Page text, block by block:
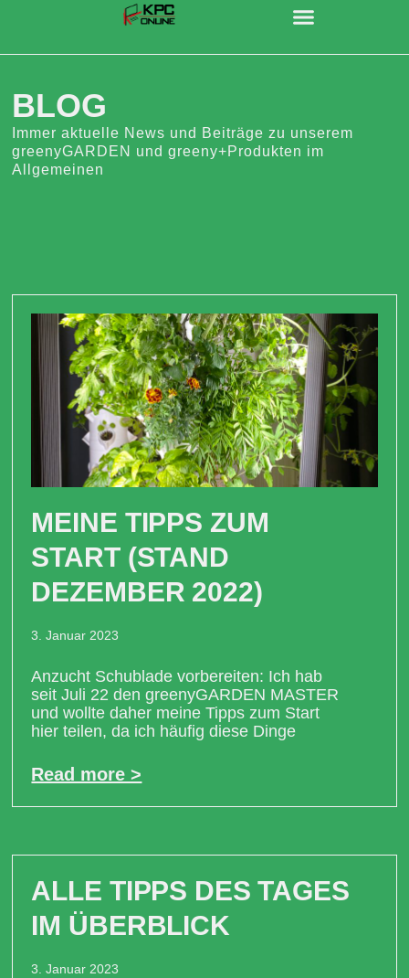
BLOG
Immer aktuelle News und Beiträge zu unserem
greenyGARDEN und greeny+Produkten im
Allgemeinen
MEINE TIPPS ZUM
START (STAND
DEZEMBER 2022)
3. Januar 2023
Anzucht Schublade vorbereiten: Ich hab
seit Juli 22 den greenyGARDEN MASTER
und wollte daher meine Tipps zum Start
hier teilen, da ich häufig diese Dinge
Read more >
ALLE TIPPS DES TAGES
IM ÜBERBLICK
3. Januar 2023